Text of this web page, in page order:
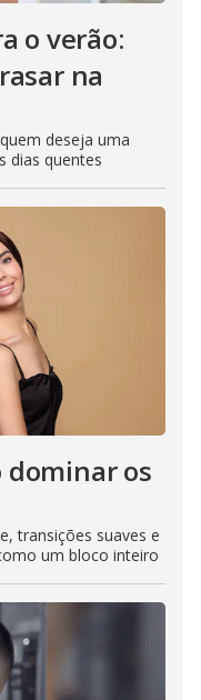
o verão:
na
deseja uma
dias quentes
dominar os
transições suaves e
um bloco inteiro